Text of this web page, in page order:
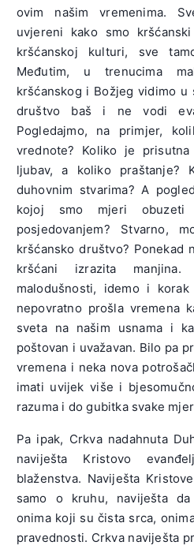
ovim našim vremenima.
uvjereni kako smo
kršćanskoj kulturi, sve
Međutim, u trenucima
kršćanskog i Božjeg vidimo u
društvo baš i ne vodi
Pogledajmo, na primjer,
vrednote? Koliko je
ljubav, a koliko praštanje?
duhovnim stvarima? A
kojoj smo mjeri
posjedovanjem? Stvarno,
kršćansko društvo? Ponekad
kršćani izrazita
malodušnosti, idemo i
nepovratno prošla vremena
sveta na našim usnama i
poštovan i uvažavan. Bilo pa
vremena i neka nova
imati uvijek više i
razuma i do gubitka svake
Pa ipak, Crkva nadahnuta
naviješta Kristovo
blaženstva. Naviješta
samo o kruhu, naviješta
onima koji su čista srca,
pravednosti. Crkva naviješta